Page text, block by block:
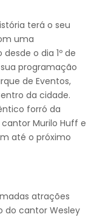
terá o seu
uma
o dia 1º de
programação
de Eventos,
da cidade.
forró da
cantor Murilo Huff e
até o próximo
atrações
do cantor Wesley